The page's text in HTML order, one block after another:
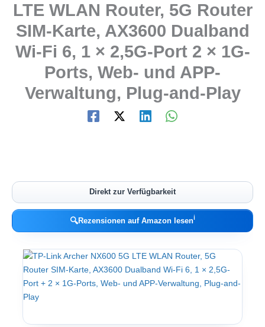
LTE WLAN Router, 5G Router
SIM-Karte, AX3600 Dualband
Wi-Fi 6, 1 × 2,5G-Port 2 × 1G-
Ports, Web- und APP-
Verwaltung, Plug-and-Play
Direkt zur Verfügbarkeit
🔍Rezensionen auf Amazon lesenℹ︎